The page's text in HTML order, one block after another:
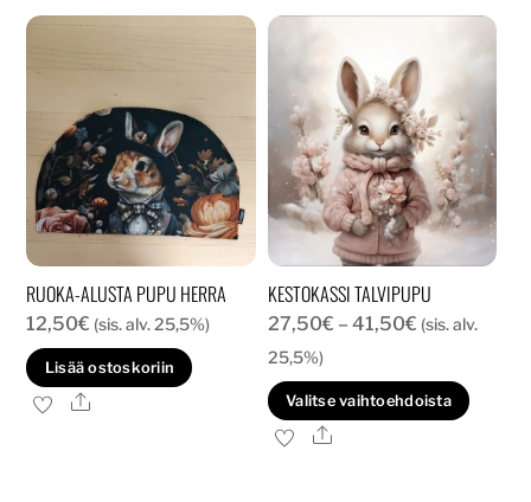
RUOKA-ALUSTA PUPU HERRA
12,50€ (sis. alv. 25,5%)
Lisää ostoskoriin
Ale
KESTOKASSI TALVIPUPU
27,50€ – 41,50€Hintaluokka:
-
41,50€
(sis. alv.
25,5%)
Valitse vaihtoehdoista
Ale